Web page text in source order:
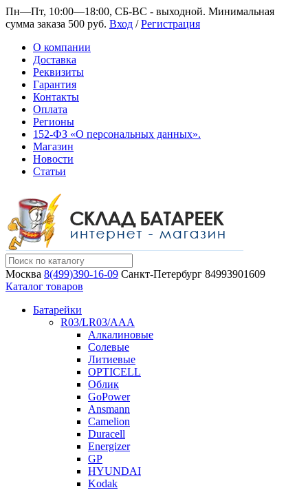
Пн—Пт, 10:00—18:00, СБ-ВС - выходной. Минимальная
сумма заказа 500 руб. Вход /Регистрация
О компании
Доставка
Реквизиты
Гарантия
Контакты
Оплата
Регионы
152-ФЗ «О персональных данных».
Магазин
Новости
Статьи
Москва 8(499)390-16-09 Санкт-Петербург 84993901609
Каталог товаров
Батарейки
R03/LR03/AAA
Алкалиновые
Солевые
Литиевые
OPTICELL
Облик
GoPower
Ansmann
Camelion
Duracell
Energizer
GP
HYUNDAI
Kodak